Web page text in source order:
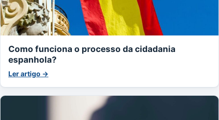
Como funciona o processo da cidadania
espanhola?
Ler artigo →